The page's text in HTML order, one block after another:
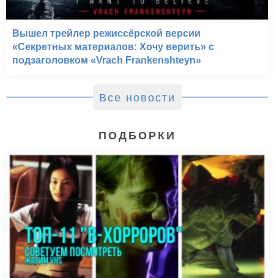
Вышел трейлер режиссёрской версии
«Секретных материалов: Хочу верить» с
подзаголовком «Vrach Frankenshteyn»
Все новости
ПОДБОРКИ